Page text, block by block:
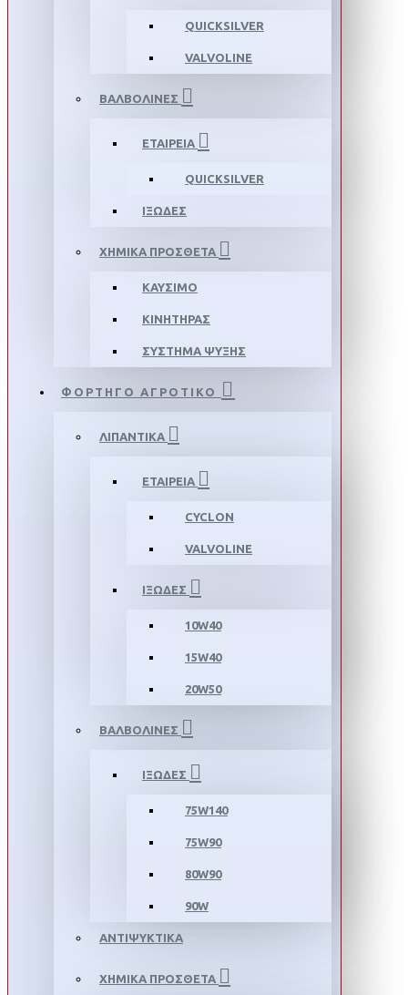
QUICKSILVER
VALVOLINE
ΒΑΛΒΟΛΙΝΕΣ
ΕΤΑΙΡΕΙΑ
QUICKSILVER
ΙΞΩΔΕΣ
ΧΗΜΙΚΑ ΠΡΟΣΘΕΤΑ
ΚΑΥΣΙΜΟ
ΚΙΝΗΤΗΡΑΣ
ΣΥΣΤΗΜΑ ΨΥΞΗΣ
ΦΟΡΤΗΓΟ ΑΓΡΟΤΙΚΟ
ΛΙΠΑΝΤΙΚΑ
ΕΤΑΙΡΕΙΑ
CYCLON
VALVOLINE
ΙΞΩΔΕΣ
10W40
15W40
20W50
ΒΑΛΒΟΛΙΝΕΣ
ΙΞΩΔΕΣ
75W140
75W90
80W90
90W
ΑΝΤΙΨΥΚΤΙΚΑ
ΧΗΜΙΚΑ ΠΡΟΣΘΕΤΑ